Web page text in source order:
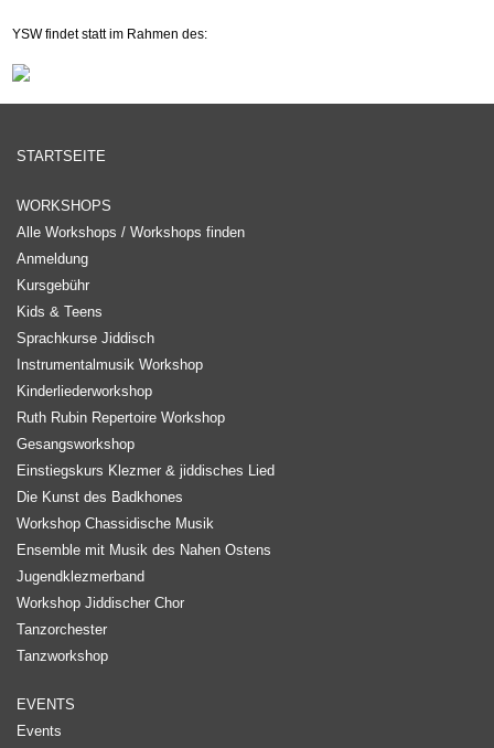
YSW findet statt im Rahmen des:
STARTSEITE
WORKSHOPS
Alle Workshops / Workshops finden
Anmeldung
Kursgebühr
Kids & Teens
Sprachkurse Jiddisch
Instrumentalmusik Workshop
Kinderliederworkshop
Ruth Rubin Repertoire Workshop
Gesangsworkshop
Einstiegskurs Klezmer & jiddisches Lied
Die Kunst des Badkhones
Workshop Chassidische Musik
Ensemble mit Musik des Nahen Ostens
Jugendklezmerband
Workshop Jiddischer Chor
Tanzorchester
Tanzworkshop
EVENTS
Events